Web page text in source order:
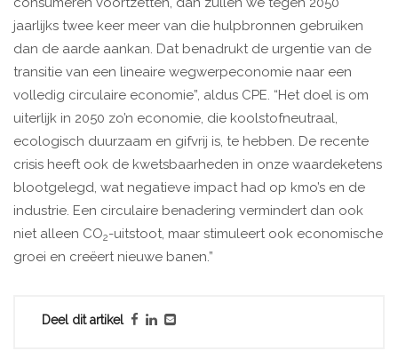
jaarlijks twee keer meer van die hulpbronnen gebruiken
dan de aarde aankan. Dat benadrukt de urgentie van de
transitie van een lineaire wegwerpeconomie naar een
volledig circulaire economie”, aldus CPE. “Het doel is om
uiterlijk in 2050 zo’n economie, die koolstofneutraal,
ecologisch duurzaam en gifvrij is, te hebben. De recente
crisis heeft ook de kwetsbaarheden in onze waardeketens
blootgelegd, wat negatieve impact had op kmo’s en de
industrie. Een circulaire benadering vermindert dan ook
niet alleen CO2-uitstoot, maar stimuleert ook economische
groei en creëert nieuwe banen.”
Deel dit artikel